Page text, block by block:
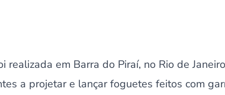
realizada em Barra do Piraí, no Rio de
a projetar e lançar foguetes feitos com